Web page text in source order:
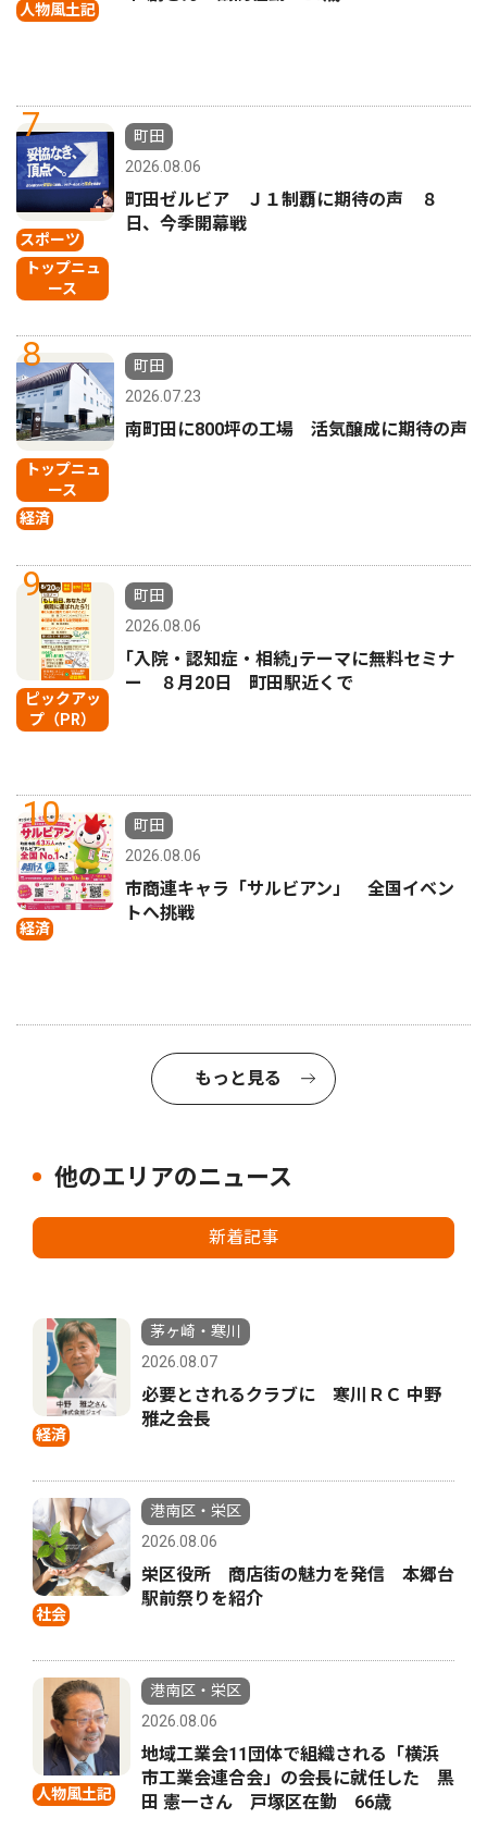
人物風土記
7
スポーツ
トップニュ
ース
町田
2026.08.06
町田ゼルビア Ｊ１制覇に期待の声 ８
日、今季開幕戦
8
トップニュ
ース
経済
町田
2026.07.23
南町田に800坪の工場 活気醸成に期待の声
9
ピックアッ
プ（PR）
町田
2026.08.06
｢入院・認知症・相続｣テーマに無料セミナ
ー ８月20日 町田駅近くで
10
経済
町田
2026.08.06
市商連キャラ「サルビアン」 全国イベン
トへ挑戦
もっと見る
他のエリアのニュース
新着記事
経済
茅ヶ崎・寒川
2026.08.07
必要とされるクラブに 寒川ＲＣ 中野
雅之会長
社会
港南区・栄区
2026.08.06
栄区役所 商店街の魅力を発信 本郷台
駅前祭りを紹介
人物風土記
港南区・栄区
2026.08.06
地域工業会11団体で組織される「横浜
市工業会連合会」の会長に就任した 黒
田 憲一さん 戸塚区在勤 66歳